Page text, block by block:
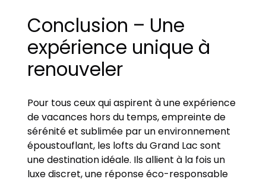
Conclusion – Une
expérience unique à
renouveler
Pour tous ceux qui aspirent à une expérience
de vacances hors du temps, empreinte de
sérénité et sublimée par un environnement
époustouflant, les lofts du Grand Lac sont
une destination idéale. Ils allient à la fois un
luxe discret, une réponse éco-responsable